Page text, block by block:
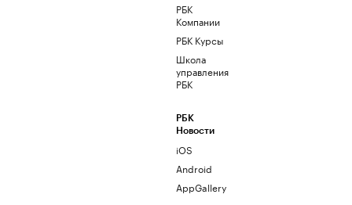
РБК
Компании
РБК Курсы
Школа
управления
РБК
РБК
Новости
iOS
Android
AppGallery